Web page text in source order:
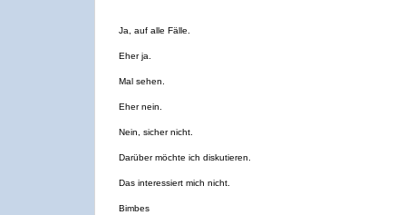
Ja, auf alle Fälle.
Eher ja.
Mal sehen.
Eher nein.
Nein, sicher nicht.
Darüber möchte ich diskutieren.
Das interessiert mich nicht.
Bimbes